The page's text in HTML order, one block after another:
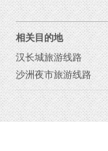
相关目的地
汉长城旅游线路
沙洲夜市旅游线路